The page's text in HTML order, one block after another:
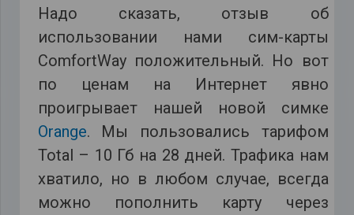
Надо сказать, отзыв об
использовании нами сим-карты
ComfortWay положительный. Но вот
по ценам на Интернет явно
проигрывает нашей новой симке
Orange. Мы пользовались тарифом
Total – 10 Гб на 28 дней. Трафика нам
хватило, но в любом случае, всегда
можно пополнить карту через